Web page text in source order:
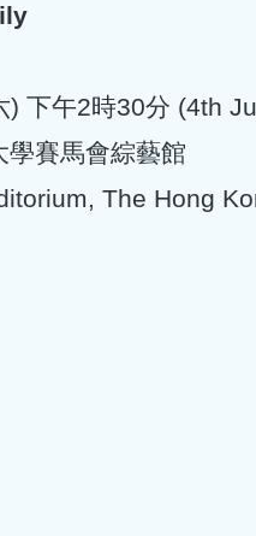
) 下午2時30分 (4th
學賽馬會綜藝館
The Hong